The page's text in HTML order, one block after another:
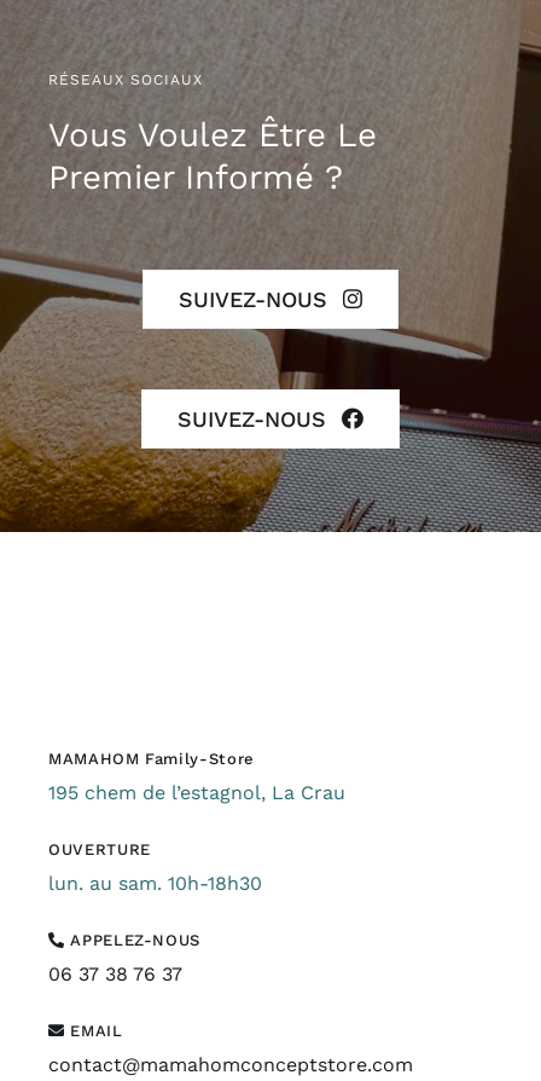
RÉSEAUX SOCIAUX
Vous Voulez Être Le
Premier Informé ?
SUIVEZ-NOUS
SUIVEZ-NOUS
MAMAHOM Family-Store
195 chem de l’estagnol, La Crau
OUVERTURE
lun. au sam. 10h-18h30
APPELEZ-NOUS
06 37 38 76 37
EMAIL
contact@mamahomconceptstore.com